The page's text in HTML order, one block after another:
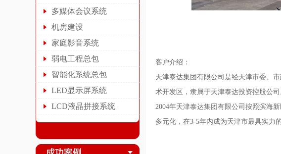
多媒体会议系统
机房建设
家庭影音系统
弱电工程总包
智能化系统总包
LED显示屏系统
LCD液晶拼接系统
客户介绍：
天津泰达集团有限公司是经天津市委、
术开发区，隶属于天津泰达投资控股公
2004年天津泰达集团有限公司按照滨海
多元化，在3-5年内成为天津市最具实力